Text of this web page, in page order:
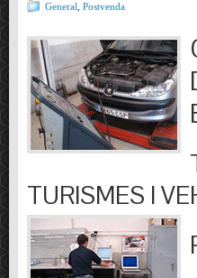
General Postvenda
TURISMES I